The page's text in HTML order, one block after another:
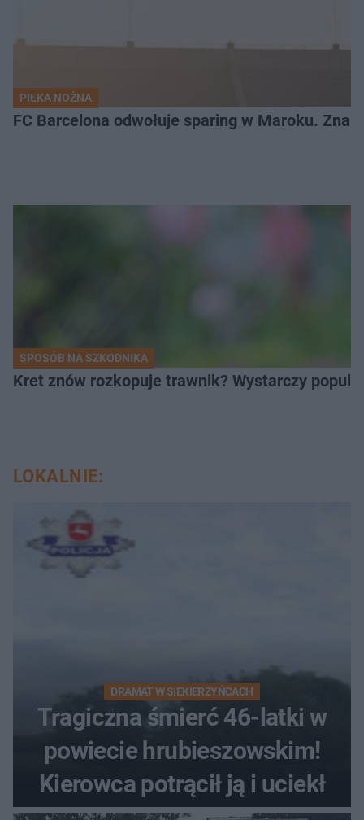
PIŁKA NOŻNA
FC Barcelona odwołuje sparing w Maroku.
SPOSÓB NA SZKODNIKA
Kret znów rozkopuje trawnik? Wystarczy
LOKALNIE:
DRAMAT W SIEKIERZYŃCACH
Tragiczna śmierć 46-latki w
powiecie hrubieszowskim!
Kierowca potrącił ją i uciekł